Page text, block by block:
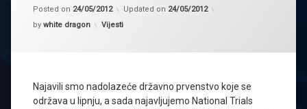
Posted on 24/05/2012 Updated on 24/05/2012
by white dragon Kategorije:
Vijesti
Najavili smo nadolazeće državno prvenstvo koje se
održava u lipnju, a sada najavljujemo National Trials